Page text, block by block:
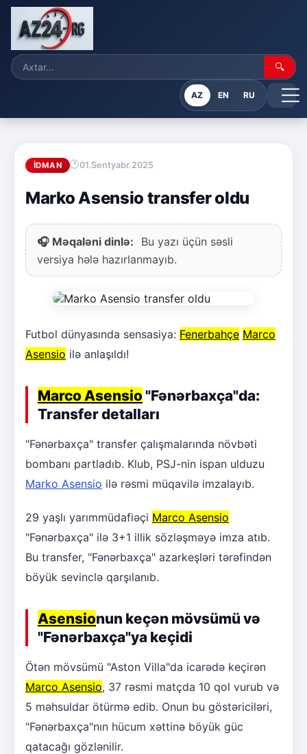
🔍
AZ EN RU
İDMAN 01.Sentyabr.2025
Marko Asensio transfer oldu
🎧 Məqaləni dinlə:
Bu yazı üçün səsli
versiya hələ hazırlanmayıb.
Futbol dünyasında sensasiya: Fenerbahçe Marco
Asensio ilə anlaşıldı!
Marco Asensio"Fənərbaxça"da:
Transfer detalları
"Fənərbaxça" transfer çalışmalarında növbəti
bombanı partladıb. Klub, PSJ-nin ispan ulduzu
Marko Asensio ilə rəsmi müqavilə imzalayıb.
29 yaşlı yarımmüdafiəçi Marco Asensio
"Fənərbaxça" ilə 3+1 illik sözləşməyə imza atıb.
Bu transfer, "Fənərbaxça" azarkeşləri tərəfindən
böyük sevinclə qarşılanıb.
Asensionun keçən mövsümü və
"Fənərbaxça"ya keçidi
Ötən mövsümü "Aston Villa"da icarədə keçirən
Marco Asensio, 37 rəsmi matçda 10 qol vurub və
5 məhsuldar ötürmə edib. Onun bu göstəriciləri,
"Fənərbaxça"nın hücum xəttinə böyük güc
qatacağı gözlənilir.